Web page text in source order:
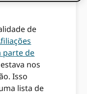
de
parte de
nos
Isso
lista de